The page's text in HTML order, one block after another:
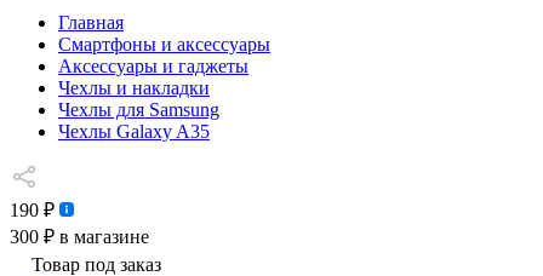
Главная
Смартфоны и аксессуары
Аксессуары и гаджеты
Чехлы и накладки
Чехлы для Samsung
Чехлы Galaxy A35
190 ₽
300 ₽ в магазине
Товар под заказ